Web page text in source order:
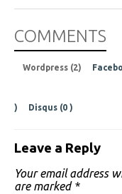
COMMENTS
Wordpress (2)
) Disqus (0 )
Leave a Reply
Your email address
are marked *